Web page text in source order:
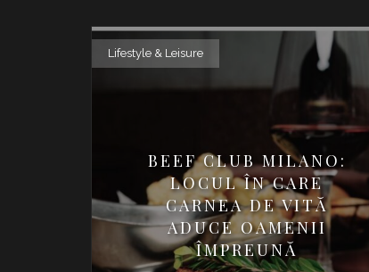
Lifestyle & Leisure
BEEF CLUB MILANO:
LOCUL ÎN CARE
CARNEA DE VITĂ
ADUCE OAMENII
ÎMPREUNĂ